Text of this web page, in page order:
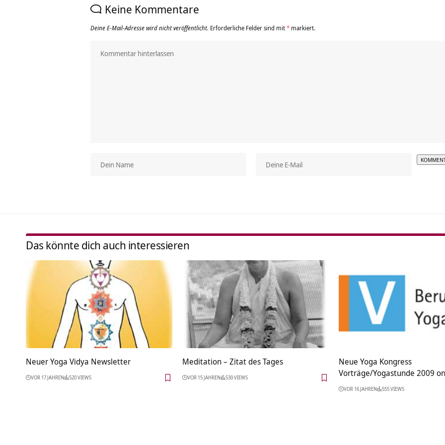
Keine Kommentare
Deine E-Mail-Adresse wird nicht veröffentlicht. Erforderliche Felder sind mit* markiert.
Das könnte dich auch interessieren
Neuer Yoga Vidya Newsletter
VOR 17 JAHREN 520 VIEWS
Meditation – Zitat des Tages
VOR 15 JAHREN 530 VIEWS
Neue Yoga Kongress
Vorträge/Yogastunde 2009
VOR 16 JAHREN 555 VIEWS